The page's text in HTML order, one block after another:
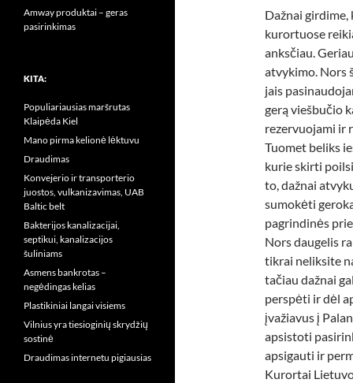
Dažnai
kurortuose
anksčiau.
atvykimo. Nors
jais
gerą viešbučio
rezervuojami ir
Tuomet beliks
kurie skirti
to, dažnai
sumokėti
pagrindinės
Nors daugelis
tikrai neliksite
tačiau dažnai
perspėti ir dėl
įvažiavus į
apsistoti
apsigauti ir
Kurortai
Amway produktai – geras
pasirinkimas
KITA:
Populiariausias maršrutas
Klaipėda Kiel
Mano pirma kelionė lėktuvu
Draudimas
Konvejerio ir transporterio
juostos, vulkanizavimas, UAB
Baltic belt
Bakterijos kanalizacijai,
septikui, kanalizacijos
šuliniams
Asmens bankrotas –
negėdingas kelias
Plastikiniai langai visiems
Vilnius yra tiesioginių skrydžių
sostinė
Draudimas internetu pigiausias